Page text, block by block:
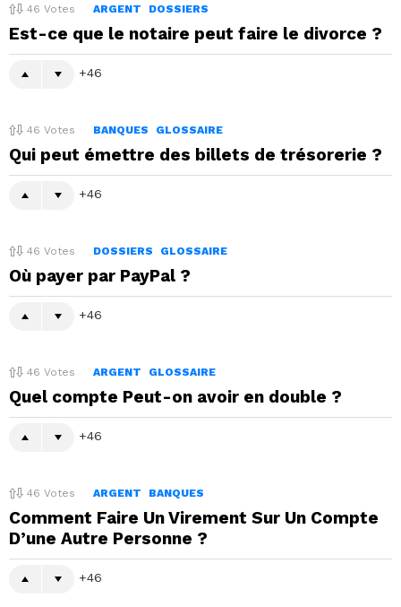
46 Votes ARGENT DOSSIERS
Est-ce que le notaire peut faire le divorce ?
46
46 Votes BANQUES GLOSSAIRE
Qui peut émettre des billets de trésorerie ?
46
46 Votes DOSSIERS GLOSSAIRE
Où payer par PayPal ?
46
46 Votes ARGENT GLOSSAIRE
Quel compte Peut-on avoir en double ?
46
46 Votes ARGENT BANQUES
Comment Faire Un Virement Sur Un Compte
D’une Autre Personne ?
46